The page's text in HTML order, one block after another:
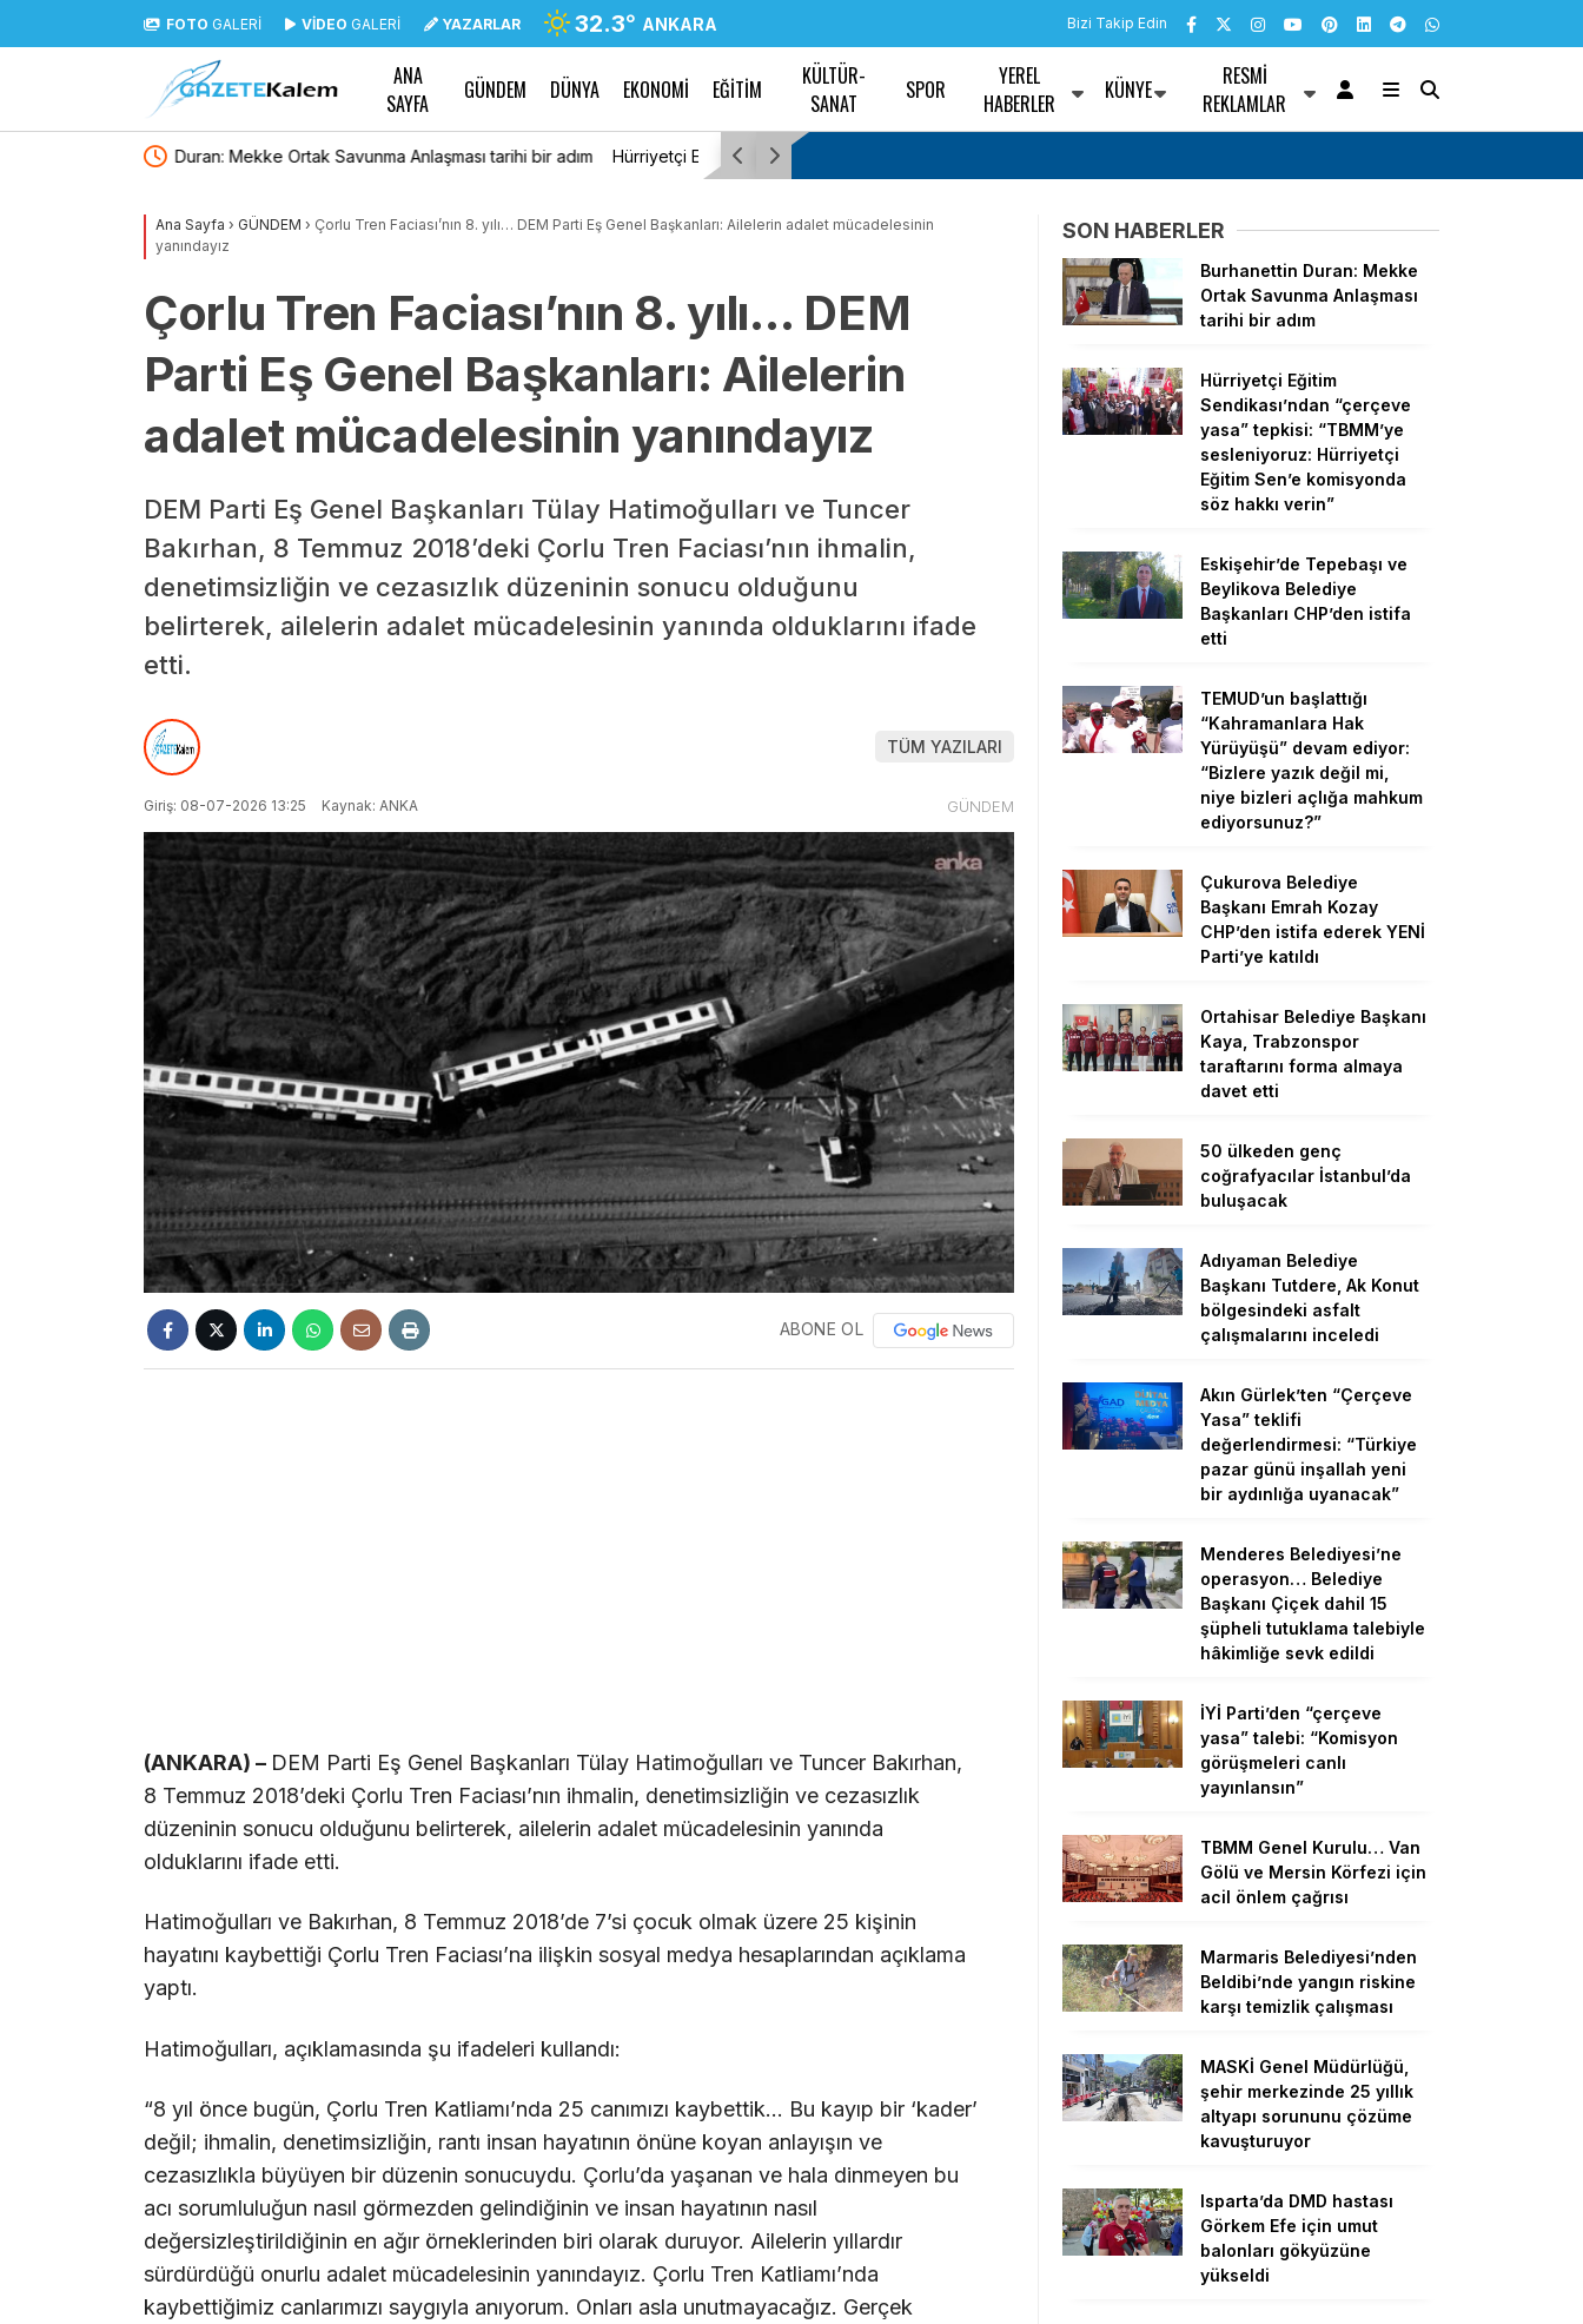
FOTO GALERİ VİDEO GALERİ YAZARLAR 32.3° ANKARA Bizi Takip Edin
ANA
SAYFA
GÜNDEM DÜNYA EKONOMİ EĞİTİM
KÜLTÜR-
SANAT
SPOR
YEREL
HABERLER
KÜNYE
RESMI
REKLAMLAR
tarihi bir adım Hürriyetçi Eğitim Sendikası’ndan “çerçeve yasa” tepkisi: “TBMM’ye Eskişehir’de Tepebaşı ve Beylikova Belediye Başkanları CHP’den
Ana Sayfa › GÜNDEM › Çorlu Tren Faciası’nın 8. yılı… DEM Parti Eş Genel Başkanları: Ailelerin adalet mücadelesinin
yanındayız
Çorlu Tren Faciası’nın 8. yılı… DEM
Parti Eş Genel Başkanları: Ailelerin
adalet mücadelesinin yanındayız
DEM Parti Eş Genel Başkanları Tülay Hatimoğulları ve Tuncer
Bakırhan, 8 Temmuz 2018’deki Çorlu Tren Faciası’nın ihmalin,
denetimsizliğin ve cezasızlık düzeninin sonucu olduğunu
belirterek, ailelerin adalet mücadelesinin yanında olduklarını ifade
etti.
TÜM YAZILARI
Giriş: 08-07-2026 13:25 Kaynak: ANKA GÜNDEM
ABONE OL
(ANKARA) – DEM Parti Eş Genel Başkanları Tülay Hatimoğulları ve Tuncer Bakırhan,
8 Temmuz 2018’deki Çorlu Tren Faciası’nın ihmalin, denetimsizliğin ve cezasızlık
düzeninin sonucu olduğunu belirterek, ailelerin adalet mücadelesinin yanında
olduklarını ifade etti.
Hatimoğulları ve Bakırhan, 8 Temmuz 2018’de 7’si çocuk olmak üzere 25 kişinin
hayatını kaybettiği Çorlu Tren Faciası’na ilişkin sosyal medya hesaplarından açıklama
yaptı.
Hatimoğulları, açıklamasında şu ifadeleri kullandı:
“8 yıl önce bugün, Çorlu Tren Katliamı’nda 25 canımızı kaybettik… Bu kayıp bir ‘kader’
değil; ihmalin, denetimsizliğin, rantı insan hayatının önüne koyan anlayışın ve
cezasızlıkla büyüyen bir düzenin sonucuydu. Çorlu’da yaşanan ve hala dinmeyen bu
acı sorumluluğun nasıl görmezden gelindiğinin ve insan hayatının nasıl
değersizleştirildiğinin en ağır örneklerinden biri olarak duruyor. Ailelerin yıllardır
sürdürdüğü onurlu adalet mücadelesinin yanındayız. Çorlu Tren Katliamı’nda
kaybettiğimiz canlarımızı saygıyla anıyorum. Onları asla unutmayacağız. Gerçek
SON HABERLER
Burhanettin Duran: Mekke
Ortak Savunma Anlaşması
tarihi bir adım
Hürriyetçi Eğitim
Sendikası’ndan “çerçeve
yasa” tepkisi: “TBMM’ye
sesleniyoruz: Hürriyetçi
Eğitim Sen’e komisyonda
söz hakkı verin”
Eskişehir’de Tepebaşı ve
Beylikova Belediye
Başkanları CHP’den istifa
etti
TEMUD’un başlattığı
“Kahramanlara Hak
Yürüyüşü” devam ediyor:
“Bizlere yazık değil mi,
niye bizleri açlığa mahkum
ediyorsunuz?”
Çukurova Belediye
Başkanı Emrah Kozay
CHP’den istifa ederek YENİ
Parti’ye katıldı
Ortahisar Belediye Başkanı
Kaya, Trabzonspor
taraftarını forma almaya
davet etti
50 ülkeden genç
coğrafyacılar İstanbul’da
buluşacak
Adıyaman Belediye
Başkanı Tutdere, Ak Konut
bölgesindeki asfalt
çalışmalarını inceledi
Akın Gürlek’ten “Çerçeve
Yasa” teklifi
değerlendirmesi: “Türkiye
pazar günü inşallah yeni
bir aydınlığa uyanacak”
Menderes Belediyesi’ne
operasyon… Belediye
Başkanı Çiçek dahil 15
şüpheli tutuklama talebiyle
hâkimliğe sevk edildi
İYİ Parti’den “çerçeve
yasa” talebi: “Komisyon
görüşmeleri canlı
yayınlansın”
TBMM Genel Kurulu… Van
Gölü ve Mersin Körfezi için
acil önlem çağrısı
Marmaris Belediyesi’nden
Beldibi’nde yangın riskine
karşı temizlik çalışması
MASKİ Genel Müdürlüğü,
şehir merkezinde 25 yıllık
altyapı sorununu çözüme
kavuşturuyor
Isparta’da DMD hastası
Görkem Efe için umut
balonları gökyüzüne
yükseldi